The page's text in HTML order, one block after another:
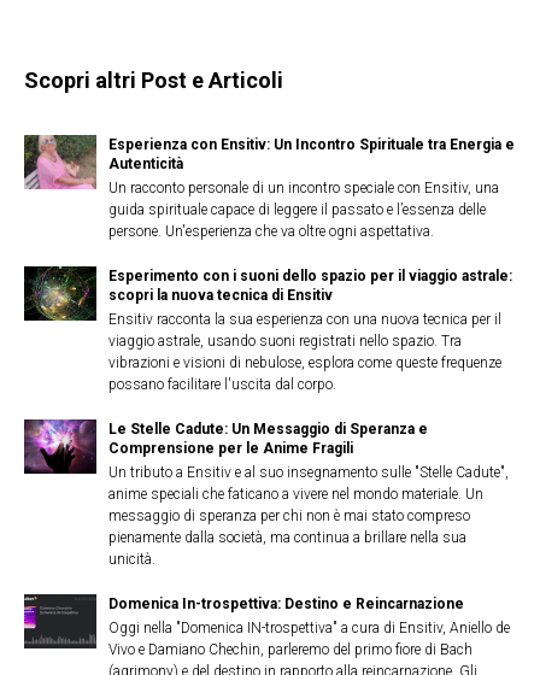
Scopri altri Post e Articoli
Esperienza con Ensitiv: Un Incontro Spirituale tra Energia e
Autenticità
Un racconto personale di un incontro speciale con Ensitiv, una
guida spirituale capace di leggere il passato e l’essenza delle
persone. Un'esperienza che va oltre ogni aspettativa.
Esperimento con i suoni dello spazio per il viaggio astrale:
scopri la nuova tecnica di Ensitiv
Ensitiv racconta la sua esperienza con una nuova tecnica per il
viaggio astrale, usando suoni registrati nello spazio. Tra
vibrazioni e visioni di nebulose, esplora come queste frequenze
possano facilitare l'uscita dal corpo.
Le Stelle Cadute: Un Messaggio di Speranza e
Comprensione per le Anime Fragili
Un tributo a Ensitiv e al suo insegnamento sulle "Stelle Cadute",
anime speciali che faticano a vivere nel mondo materiale. Un
messaggio di speranza per chi non è mai stato compreso
pienamente dalla società, ma continua a brillare nella sua
unicità.
Domenica In-trospettiva: Destino e Reincarnazione
Oggi nella "Domenica IN-trospettiva" a cura di Ensitiv, Aniello de
Vivo e Damiano Chechin, parleremo del primo fiore di Bach
(agrimony) e del destino in rapporto alla reincarnazione. Gli